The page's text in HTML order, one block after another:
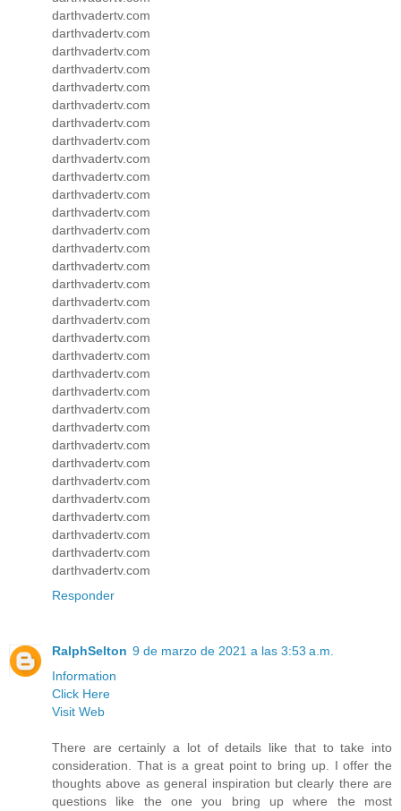
darthvadertv.com
darthvadertv.com
darthvadertv.com
darthvadertv.com
darthvadertv.com
darthvadertv.com
darthvadertv.com
darthvadertv.com
darthvadertv.com
darthvadertv.com
darthvadertv.com
darthvadertv.com
darthvadertv.com
darthvadertv.com
darthvadertv.com
darthvadertv.com
darthvadertv.com
darthvadertv.com
darthvadertv.com
darthvadertv.com
darthvadertv.com
darthvadertv.com
darthvadertv.com
darthvadertv.com
darthvadertv.com
darthvadertv.com
darthvadertv.com
darthvadertv.com
darthvadertv.com
darthvadertv.com
darthvadertv.com
darthvadertv.com
Responder
RalphSelton 9 de marzo de 2021 a las 3:53 a.m.
Information
Click Here
Visit Web
There are certainly a lot of details like that to take into
consideration. That is a great point to bring up. I offer the
thoughts above as general inspiration but clearly there are
questions like the one you bring up where the most